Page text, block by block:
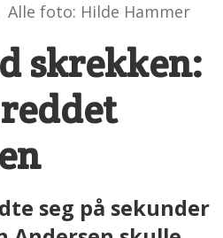
Alle foto: Hilde Hammer
skrekken:
seg på sekunder